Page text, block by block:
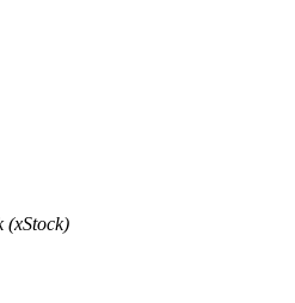
dan kepentingan fleksibel
(xStock)